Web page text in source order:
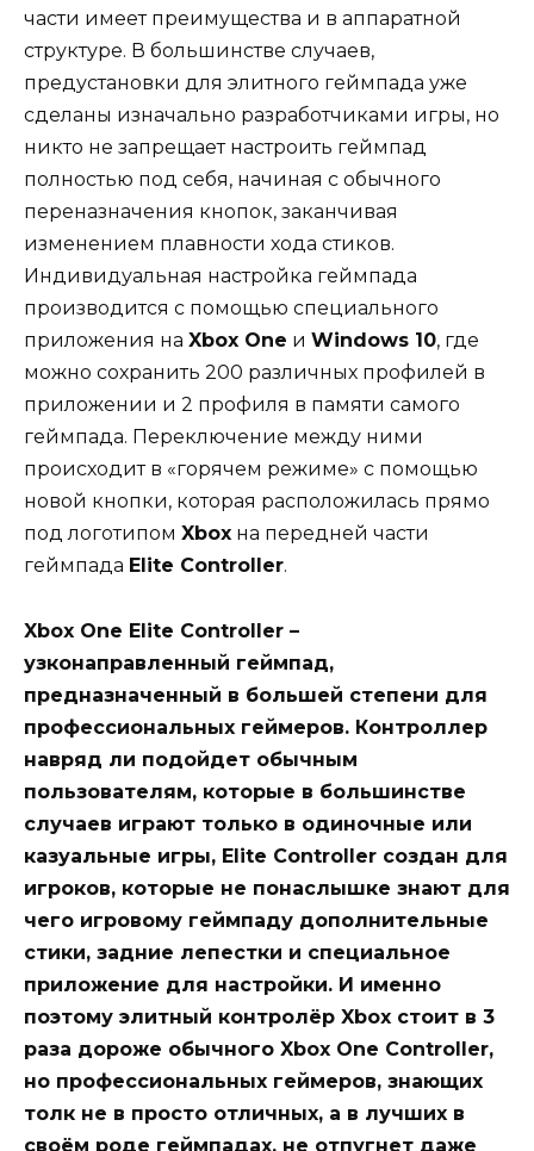
части имеет преимущества и в аппаратной
структуре. В большинстве случаев,
предустановки для элитного геймпада уже
сделаны изначально разработчиками игры, но
никто не запрещает настроить геймпад
полностью под себя, начиная с обычного
переназначения кнопок, заканчивая
изменением плавности хода стиков.
Индивидуальная настройка геймпада
производится с помощью специального
приложения на Xbox One и Windows 10, где
можно сохранить 200 различных профилей в
приложении и 2 профиля в памяти самого
геймпада. Переключение между ними
происходит в «горячем режиме» с помощью
новой кнопки, которая расположилась прямо
под логотипом Xbox на передней части
геймпада Elite Controller.
Xbox One Elite Controller –
узконаправленный геймпад,
предназначенный в большей степени для
профессиональных геймеров. Контроллер
навряд ли подойдет обычным
пользователям, которые в большинстве
случаев играют только в одиночные или
казуальные игры, Elite Controller создан для
игроков, которые не понаслышке знают для
чего игровому геймпаду дополнительные
стики, задние лепестки и специальное
приложение для настройки. И именно
поэтому элитный контролёр Xbox стоит в 3
раза дороже обычного Xbox One Controller,
но профессиональных геймеров, знающих
толк не в просто отличных, а в лучших в
своём роде геймпадах, не отпугнет даже